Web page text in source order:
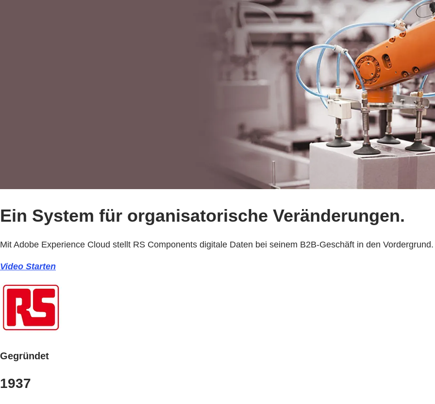
Ein System für organisatorische Veränderungen.
Mit Adobe Experience Cloud stellt RS Components digitale Daten bei seinem B2B-Geschäft in den Vordergrund.
Video Starten
Gegründet
1937